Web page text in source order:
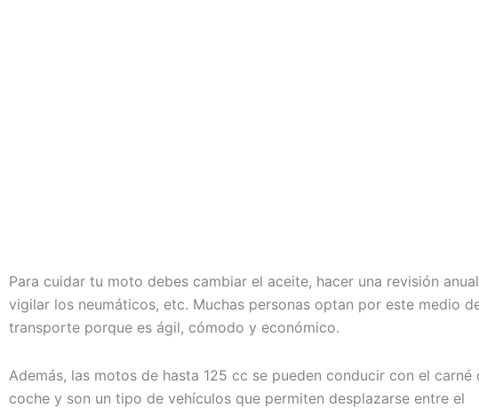
Para cuidar tu moto debes cambiar el aceite, hacer una revisión
vigilar los neumáticos, etc. Muchas personas optan por este medio
transporte porque es ágil, cómodo y económico.
Además, las motos de hasta 125 cc se pueden conducir con el carné
coche y son un tipo de vehículos que permiten desplazarse entre el